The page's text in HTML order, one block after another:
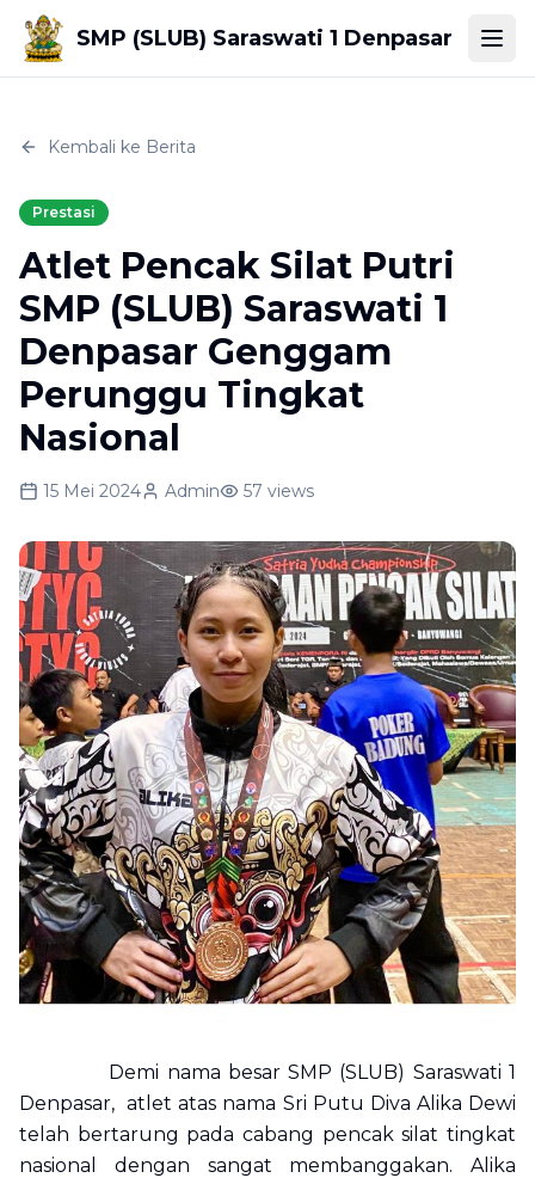
SMP (SLUB) Saraswati 1 Denpasar
Kembali ke Berita
Prestasi
Atlet Pencak Silat Putri
SMP (SLUB) Saraswati 1
Denpasar Genggam
Perunggu Tingkat
Nasional
15 Mei 2024 Admin 57 views
Demi nama besar SMP (SLUB) Saraswati 1
Denpasar, atlet atas nama Sri Putu Diva Alika Dewi
telah bertarung pada cabang pencak silat tingkat
nasional dengan sangat membanggakan. Alika